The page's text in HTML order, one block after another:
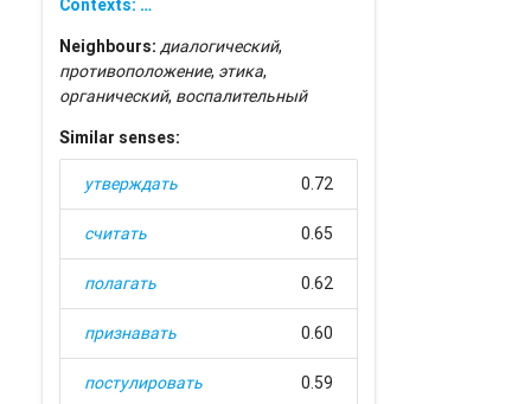
Contexts: …
Neighbours: диалогический,
противоположение, этика,
органический, воспалительный
Similar senses:
утверждать 0.72
считать 0.65
полагать 0.62
признавать 0.60
постулировать 0.59